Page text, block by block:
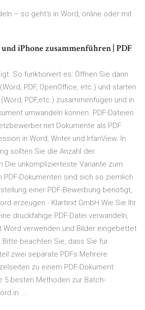
– so geht's in Word, online oder mit
und iPhone zusammenführen | PDF
So funktioniert es: Öffnen Sie dann
PDF, OpenOffice, etc.) und starten
PDF,etc.) zusammenfügen und in
umwandeln können. PDF-Dateien
Dokumente als PDF
in Word, Writer und IrfanView. In
sollten Sie die Anzahl der
Die unkomplizierteste Variante zum
PDF-Dokumenten sind sich so ziemlich
einer PDF-Bewerbung benötigt,
erzeugen - Klartext GmbH Wie Sie Ihr
druckfähige PDF-Datei verwandeln,
Word verwenden und Bilder eingebettet
Bitte beachten Sie, dass Sie für
zwei separate PDFs Mehrere
zu einem PDF-Dokument
5 besten Methoden zur Batch-
in ...